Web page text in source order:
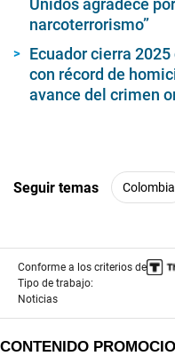
Unidos agradece
narcoterrorismo”
Ecuador cierra
con récord de
avance del crimen
Seguir temas Colombia
Conforme a los criterios de
Tipo de trabajo:
Noticias